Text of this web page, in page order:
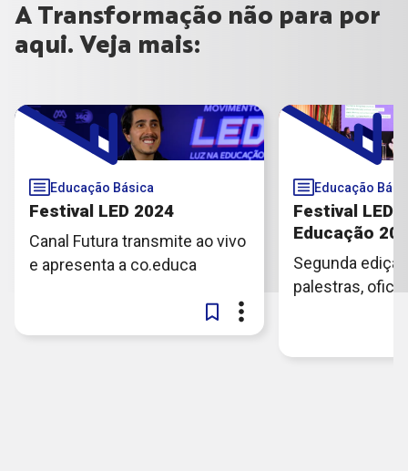
A Transformação não para por
aqui. Veja mais:
Educação Básica
Festival LED 2024
Canal Futura transmite ao vivo
e apresenta a co.educa
Educação
Festival LED
Educação
Segunda
palestras,